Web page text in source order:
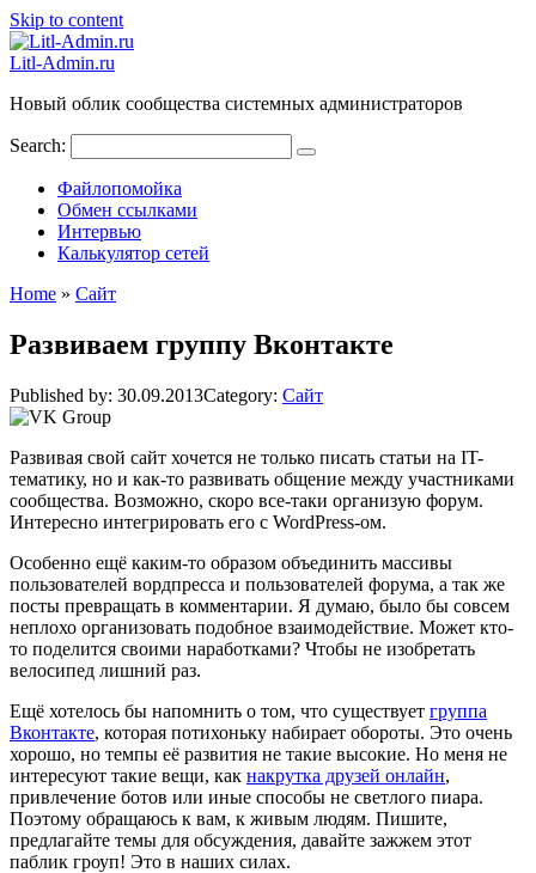
Skip to content
Litl-Admin.ru
Новый облик сообщества системных администраторов
Search:
Файлопомойка
Обмен ссылками
Интервью
Калькулятор сетей
Home » Сайт
Развиваем группу Вконтакте
Published by: 30.09.2013Category: Сайт
Развивая свой сайт хочется не только писать статьи на IT-
тематику, но и как-то развивать общение между участниками
сообщества. Возможно, скоро все-таки организую форум.
Интересно интегрировать его с WordPress-ом.
Особенно ещё каким-то образом объединить массивы
пользователей вордпресса и пользователей форума, а так же
посты превращать в комментарии. Я думаю, было бы совсем
неплохо организовать подобное взаимодействие. Может кто-
то поделится своими наработками? Чтобы не изобретать
велосипед лишний раз.
Ещё хотелось бы напомнить о том, что существует группа
Вконтакте, которая потихоньку набирает обороты. Это очень
хорошо, но темпы её развития не такие высокие. Но меня не
интересуют такие вещи, как накрутка друзей онлайн,
привлечение ботов или иные способы не светлого пиара.
Поэтому обращаюсь к вам, к живым людям. Пишите,
предлагайте темы для обсуждения, давайте зажжем этот
паблик гроуп! Это в наших силах.